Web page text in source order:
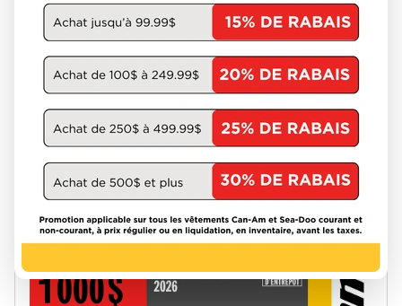
Obtenez jusqu'à 1 000 $ de rabais ou 2 ans de
protection sur les modèles 2026 sélectionnés
Offre valable du 1 août au 30 septembre.
VOIR LA PROMOTION